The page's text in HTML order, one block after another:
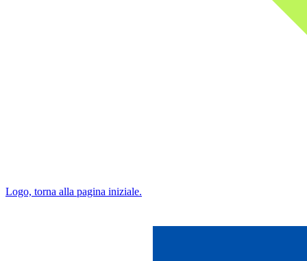
Logo, torna alla pagina iniziale.